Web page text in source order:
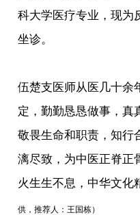
科大学医疗专业，现为
坐诊。
伍楚支医师从医几十余
定，勤勤恳恳做事，真
敬畏生命和职责，知行
漓尽致，为中医正脊正
火生生不息，中华文化
供，推荐人：王国栋）